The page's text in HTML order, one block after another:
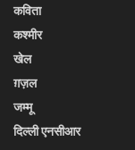
कविता
कश्मीर
खेल
ग़ज़ल
जम्मू
दिल्ली एनसीआर